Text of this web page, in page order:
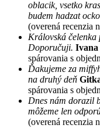
oblacik, vsetko
budem hadzat
(overená recenzia
Královská
Doporučuji. Ivana
spárovania s
Ďakujeme za
na druhý deň
spárovania s
Dnes nám dorazil
môžeme len
(overená recenzia